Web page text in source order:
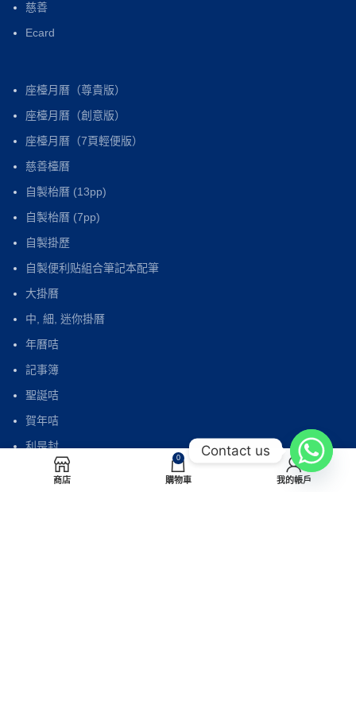
慈善
Ecard
座檯月曆（尊貴版）
座檯月曆（創意版）
座檯月曆（7頁輕便版）
慈善檯曆
自製枱曆 (13pp)
自製枱曆 (7pp)
自製掛歷
自製便利贴組合筆記本配筆
大掛曆
中, 細, 迷你掛曆
年曆咭
記事簿
聖誕咭
賀年咭
利是封
自製利是封
商店
0
購物車 我的帳戶
Contact us